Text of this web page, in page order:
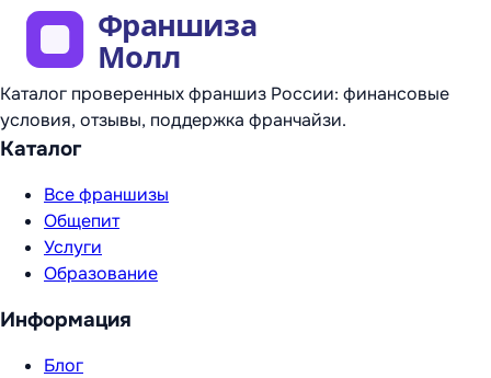
Каталог проверенных франшиз России: финансовые
условия, отзывы, поддержка франчайзи.
Каталог
Все франшизы
Общепит
Услуги
Образование
Информация
Блог